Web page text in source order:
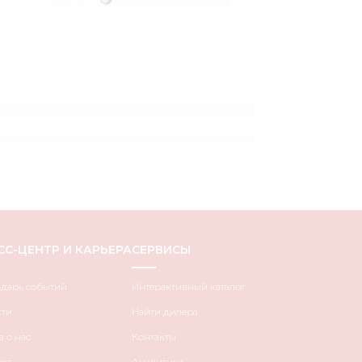
ЦЕНТР И КАРЬЕРА
событий
нас
СЕРВИСЫ
Интерактивный каталог
Найти дилера
Контакты